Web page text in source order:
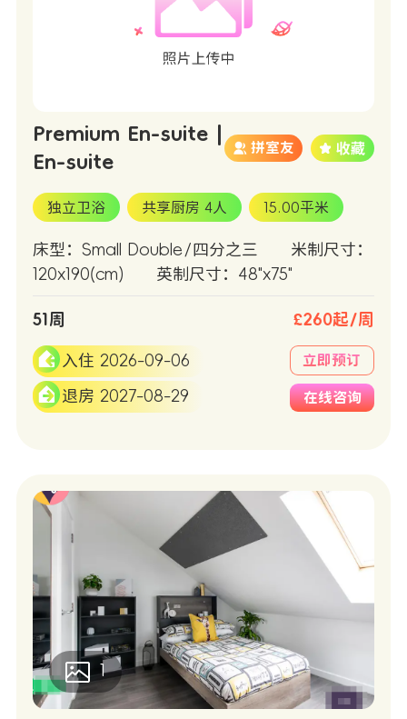
Premium En-suite |
En-suite
拼室友
独立卫浴 共享厨房 4人 15.00平米
床型：Small Double/四分之三
米制尺寸：
120x190(cm)
英制尺寸：48"x75"
51周 £260起/周
入住 2026-09-06
退房 2027-08-29
立即预订
在线咨询
1